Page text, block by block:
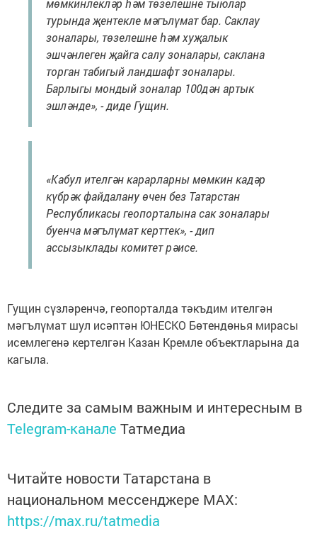
мөмкинлекләр һәм төзелешне тыюлар
турында җентекле мәгълүмат бар. Саклау
зоналары, төзелешне һәм хуҗалык
эшчәнлеген җайга салу зоналары, саклана
торган табигый ландшафт зоналары.
Барлыгы мондый зоналар 100дән артык
эшләнде», - диде Гущин.
«Кабул ителгән карарларны мөмкин кадәр
күбрәк файдалану өчен без Татарстан
Республикасы геопорталына сак зоналары
буенча мәгълүмат керттек», - дип
ассызыклады комитет рәисе.
Гущин сүзләренчә, геопорталда тәкъдим ителгән
мәгълүмат шул исәптән ЮНЕСКО Бөтендөнья мирасы
исемлегенә кертелгән Казан Кремле объектларына да
кагыла.
Следите за самым важным и интересным в
Telegram-канале Татмедиа
Читайте новости Татарстана в
национальном мессенджере MАХ:
https://max.ru/tatmedia